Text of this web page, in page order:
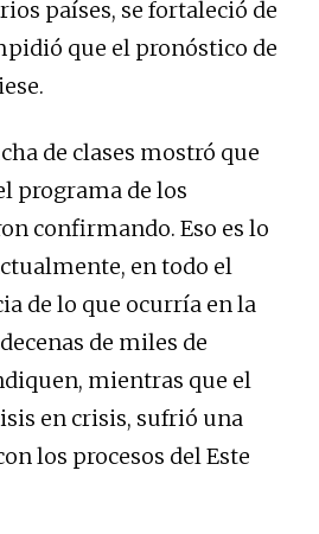
países, se fortaleció de
que el pronóstico de
de clases mostró que
programa de los
confirmando. Eso es lo
en todo el
de lo que ocurría en la
de miles de
mientras que el
en crisis, sufrió una
los procesos del Este